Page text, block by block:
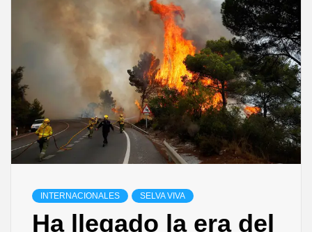
INTERNACIONALES SELVA VIVA
Ha llegado la era del